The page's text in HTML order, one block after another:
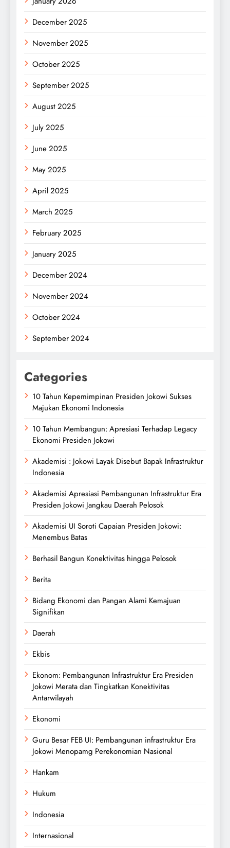
December 2025
November 2025
October 2025
September 2025
August 2025
July 2025
June 2025
May 2025
April 2025
March 2025
February 2025
January 2025
December 2024
November 2024
October 2024
September 2024
Categories
10 Tahun Kepemimpinan Presiden Jokowi Sukses
Majukan Ekonomi Indonesia
10 Tahun Membangun: Apresiasi Terhadap Legacy
Ekonomi Presiden Jokowi
Akademisi : Jokowi Layak Disebut Bapak Infrastruktur
Indonesia
Akademisi Apresiasi Pembangunan Infrastruktur Era
Presiden Jokowi Jangkau Daerah Pelosok
Akademisi UI Soroti Capaian Presiden Jokowi:
Menembus Batas
Berhasil Bangun Konektivitas hingga Pelosok
Berita
Bidang Ekonomi dan Pangan Alami Kemajuan
Signifikan
Daerah
Ekbis
Ekonom: Pembangunan Infrastruktur Era Presiden
Jokowi Merata dan Tingkatkan Konektivitas
Antarwilayah
Ekonomi
Guru Besar FEB UI: Pembangunan infrastruktur Era
Jokowi Menopamg Perekonomian Nasional
Hankam
Hukum
Indonesia
Internasional